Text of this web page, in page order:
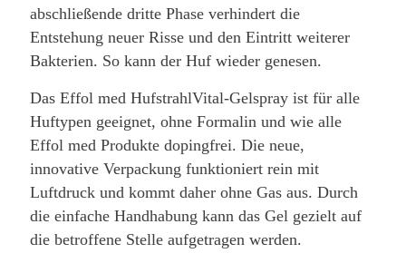
abschließende dritte Phase verhindert die
Entstehung neuer Risse und den Eintritt weiterer
Bakterien. So kann der Huf wieder genesen.
Das Effol med HufstrahlVital-Gelspray ist für alle
Huftypen geeignet, ohne Formalin und wie alle
Effol med Produkte dopingfrei. Die neue,
innovative Verpackung funktioniert rein mit
Luftdruck und kommt daher ohne Gas aus. Durch
die einfache Handhabung kann das Gel gezielt auf
die betroffene Stelle aufgetragen werden.